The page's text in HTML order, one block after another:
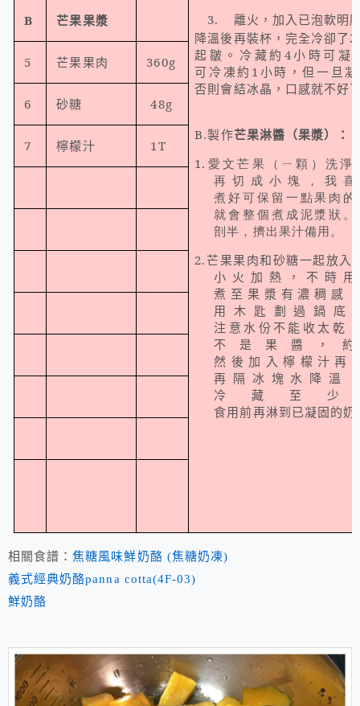
3.
離火，加入已泡軟明
降溫後再裝杯，完全冷卻了
起皺。冷藏約 4小時可凝
可冷凍約 1 小時，但一旦
否則會結冰晶，口感就不好
B.製作芒果淋醬（果漿）：
1.愛文芒果（ㄧ顆）洗淨
再切成小塊，我
煮好可保留一點果肉
就會整個煮成泥漿狀
剖半，擠出果汁備用。
2.芒果果肉和砂糖一起放入
小火加熱，不時
煮至果漿有濃稠感
用木匙劃過鍋底
注意水份不能收太乾
不是果醬，
然後加入檸檬汁再
再隔冰塊水降溫
冷藏至
食用前再淋到已凝固的奶
B 芒果果漿
5 芒果果肉 360g
6 砂糖 48g
7 檸檬汁 1T
相關食譜：焦糖風味鮮奶酪 (焦糖奶凍)
義式經典奶酪panna cotta(4F-03)
鮮奶酪